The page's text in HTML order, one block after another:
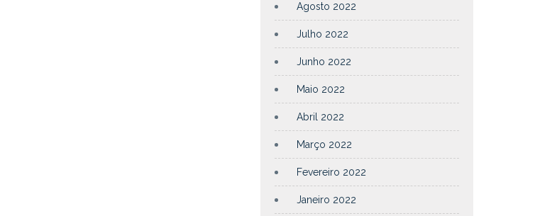
Agosto 2022
Julho 2022
Junho 2022
Maio 2022
Abril 2022
Março 2022
Fevereiro 2022
Janeiro 2022